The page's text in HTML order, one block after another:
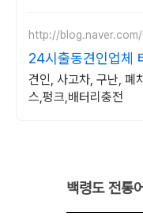
http://
24시출동견인업체
견인, 사고차, 구난, 폐
스,펑크,배터리충전
백령도 전통